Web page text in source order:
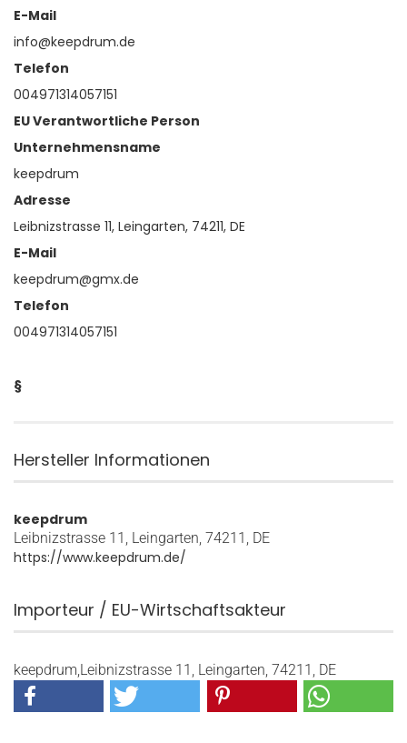
E-Mail
info@keepdrum.de
Telefon
004971314057151
EU Verantwortliche Person
Unternehmensname
keepdrum
Adresse
Leibnizstrasse 11, Leingarten, 74211, DE
E-Mail
keepdrum@gmx.de
Telefon
004971314057151
§
Hersteller Informationen
keepdrum
Leibnizstrasse 11, Leingarten, 74211, DE
https://www.keepdrum.de/
Importeur / EU-Wirtschaftsakteur
keepdrum,Leibnizstrasse 11, Leingarten, 74211, DE